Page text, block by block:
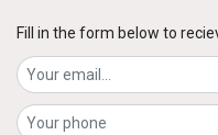
Contact
Fill in the form below to